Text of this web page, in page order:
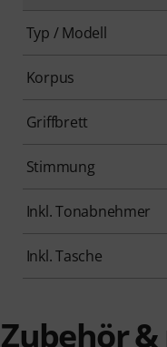
Typ / Modell
Korpus
Griffbrett
Stimmung
Inkl. Tonabnehmer
Inkl. Tasche
Zubehör